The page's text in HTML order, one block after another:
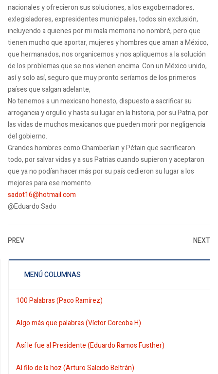
nacionales y ofrecieron sus soluciones, a los exgobernadores,
exlegisladores, expresidentes municipales, todos sin exclusión,
incluyendo a quienes por mi mala memoria no nombré, pero que
tienen mucho que aportar, mujeres y hombres que aman a México,
que hermanados, nos organicemos y nos apliquemos a la solución
de los problemas que se nos vienen encima. Con un México unido,
así y solo así, seguro que muy pronto seríamos de los primeros
países que salgan adelante,
No tenemos a un mexicano honesto, dispuesto a sacrificar su
arrogancia y orgullo y hasta su lugar en la historia, por su Patria, por
las vidas de muchos mexicanos que pueden morir por negligencia
del gobierno.
Grandes hombres como Chamberlain y Pétain que sacrificaron
todo, por salvar vidas y a sus Patrias cuando supieron y aceptaron
que ya no podían hacer más por su país cedieron su lugar a los
mejores para ese momento.
sadot16@hotmail.com
@Eduardo Sado
PREV NEXT
MENÚ COLUMNAS
100 Palabras (Paco Ramírez)
Algo más que palabras (Víctor Corcoba H)
Así le fue al Presidente (Eduardo Ramos Fusther)
Al filo de la hoz (Arturo Salcido Beltrán)